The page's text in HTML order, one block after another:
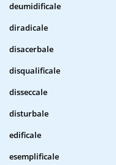
deumidificale
diradicale
disacerbale
disqualificale
disseccale
disturbale
edificale
esemplificale